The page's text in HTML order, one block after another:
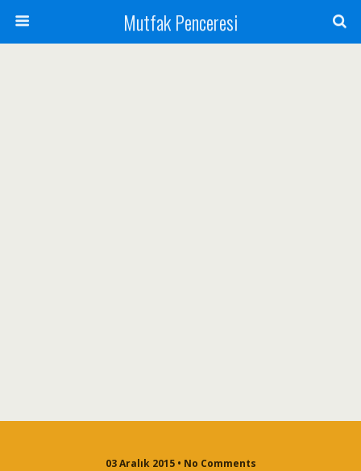
Mutfak Penceresi
03 Aralık 2015 • No Comments